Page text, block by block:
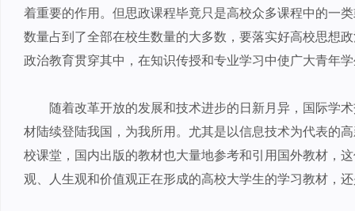
着重要的作用。但思政课程毕竟只是高校众多课程中的一
数量占到了全部在校生数量的大多数，要落实好高校思想
政治教育贯穿其中，在知识传授和专业学习中使广大青年
随着改革开放的发展和技术进步的日新月异，国际学
材陆续登陆我国，为我所用。尤其是以信息技术为代表的
校课堂，国内出版的教材也大量地参考和引用国外教材，
观、人生观和价值观正在形成的高校大学生的学习教材，